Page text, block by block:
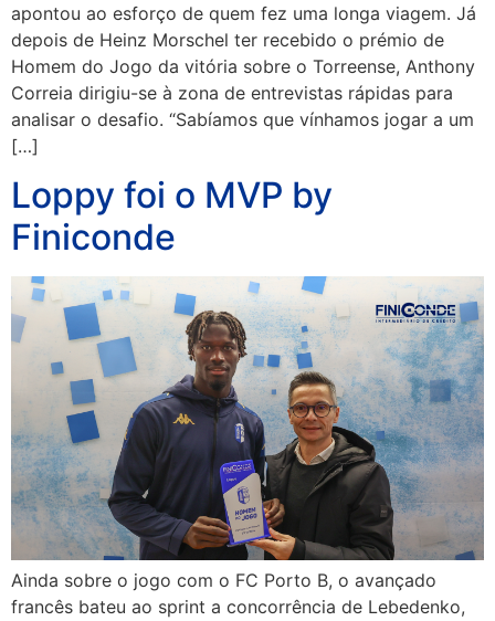
apontou ao esforço de quem fez uma longa viagem. Já
depois de Heinz Morschel ter recebido o prémio de
Homem do Jogo da vitória sobre o Torreense, Anthony
Correia dirigiu-se à zona de entrevistas rápidas para
analisar o desafio. “Sabíamos que vínhamos jogar a um
[…]
Loppy foi o MVP by
Finiconde
Ainda sobre o jogo com o FC Porto B, o avançado
francês bateu ao sprint a concorrência de Lebedenko,